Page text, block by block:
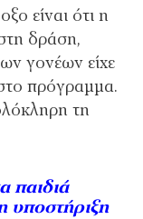
είναι ότι η
δράση,
γονέων είχε
πρόγραμμα.
τη
παιδιά
υποστήριξη